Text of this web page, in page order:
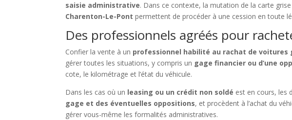
saisie administrative. Dans ce contexte, la mutation de la carte
Charenton-Le-Pont permettent de procéder à une cession en toute
Des professionnels agréés pour
Confier la vente à un professionnel habilité au rachat de voitures
gérer toutes les situations, y compris un gage financier ou d’une
cote, le kilométrage et l’état du véhicule.
Dans les cas où un leasing ou un crédit non soldé est en cours, les
gage et des éventuelles oppositions, et procèdent à l’achat du
gérer vous-même les formalités administratives.